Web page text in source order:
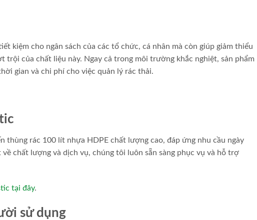
kiệm cho ngân sách của các tổ chức, cá nhân mà còn giúp giảm thiểu
của chất liệu này. Ngay cả trong môi trường khắc nghiệt, sản phẩm
gian và chi phí cho việc quản lý rác thải.
thùng rác 100 lít nhựa HDPE chất lượng cao, đáp ứng nhu cầu ngày
chất lượng và dịch vụ, chúng tôi luôn sẵn sàng phục vụ và hỗ trợ
tại đây.
sử dụng